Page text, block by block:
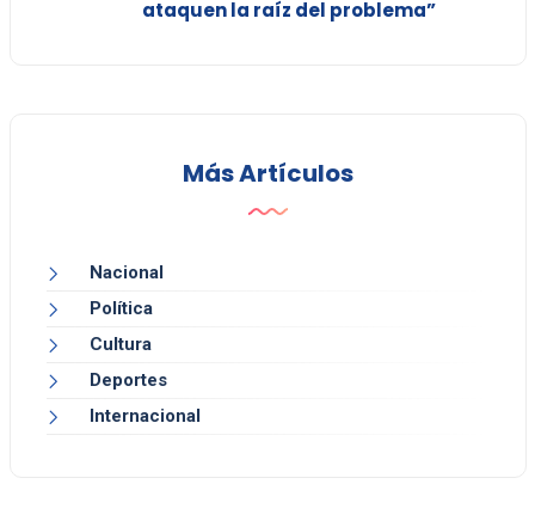
ataquen la raíz del problema”
Más Artículos
Nacional
Política
Cultura
Deportes
Internacional